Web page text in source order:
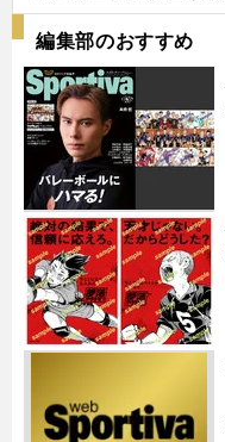
編集部のおすすめ